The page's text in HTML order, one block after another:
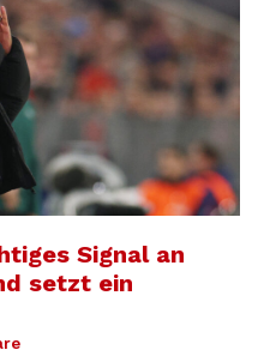
Signal an
setzt ein